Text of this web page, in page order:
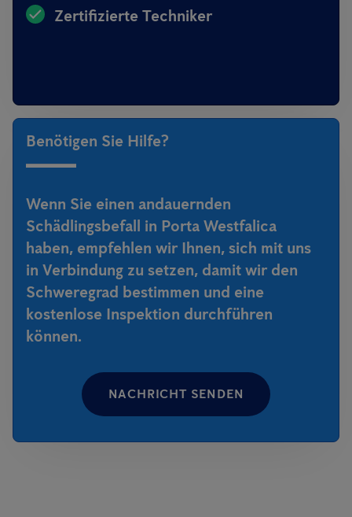
Zertifizierte Techniker
Benötigen Sie Hilfe?
Wenn Sie einen andauernden
Schädlingsbefall in Porta Westfalica
haben, empfehlen wir Ihnen, sich mit uns
in Verbindung zu setzen, damit wir den
Schweregrad bestimmen und eine
kostenlose Inspektion durchführen
können.
NACHRICHT SENDEN